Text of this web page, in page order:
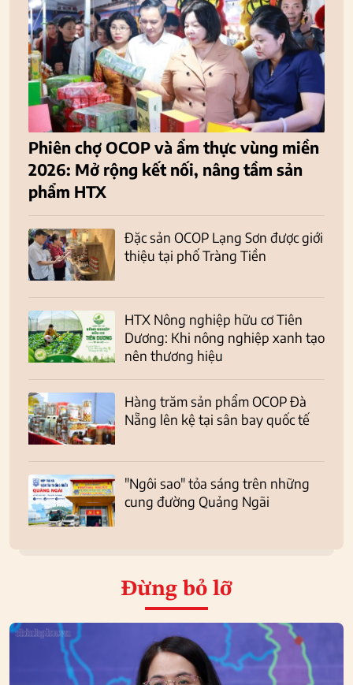
Phiên chợ OCOP và ẩm thực vùng miền
2026: Mở rộng kết nối, nâng tầm sản
phẩm HTX
Đặc sản OCOP Lạng Sơn được giới
thiệu tại phố Tràng Tiền
HTX Nông nghiệp hữu cơ Tiên
Dương: Khi nông nghiệp xanh tạo
nên thương hiệu
Hàng trăm sản phẩm OCOP Đà
Nẵng lên kệ tại sân bay quốc tế
"Ngôi sao" tỏa sáng trên những
cung đường Quảng Ngãi
Đừng bỏ lỡ